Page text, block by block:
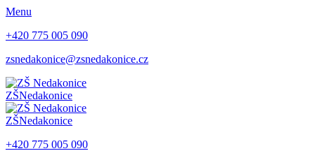
Menu
+420 775 005 090
zsnedakonice@zsnedakonice.cz
ZŠNedakonice
ZŠNedakonice
+420 775 005 090